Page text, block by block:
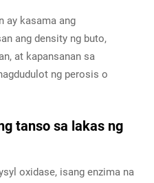
ay kasama ang
ang density ng buto,
at kapansanan sa
ng perosis o
tanso sa lakas ng
oxidase, isang enzima na